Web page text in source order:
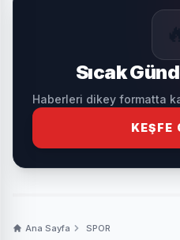
Sıcak
Haberleri dikey formatta
KEŞFE
Ana Sayfa SPOR